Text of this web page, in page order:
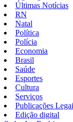
Últimas Notícias
RN
Natal
Política
Polícia
Economia
Brasil
Saúde
Esportes
Cultura
Serviços
Publicações
Edição digital